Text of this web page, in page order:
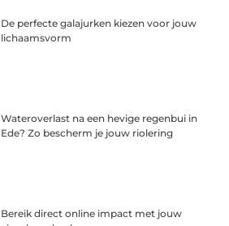
De perfecte galajurken kiezen voor jouw
lichaamsvorm
Wateroverlast na een hevige regenbui in
Ede? Zo bescherm je jouw riolering
Bereik direct online impact met jouw